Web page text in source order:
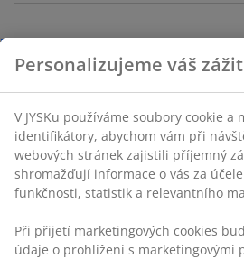
Černé ohniště s minimalistickým
oceli, které časem získá jedinečný
Ideální pro vytvoření hřejivé a
během venkovních setkání.
Skladová položka: 6400058
Návod k sestavení
Personalizujeme váš
V JYSKu používáme soubory cookie a
identifikátory, abychom vám při
webových stránek zajistili příjemný
shromažďují informace o vás za
funkčnosti, statistik a relevantního
Při přijetí marketingových cookies
údaje o prohlížení s marketingovými